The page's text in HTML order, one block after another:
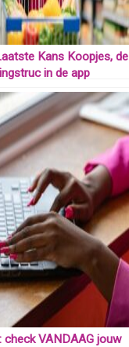
Kans Koopjes, de
in de app
check VANDAAG jouw